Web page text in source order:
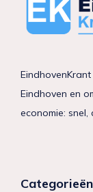
Eindhoven en
economie:
Categorieën